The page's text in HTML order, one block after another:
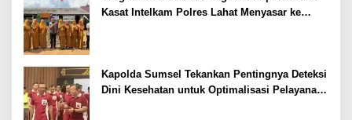
Kasat Intelkam Polres Lahat Menyasar ke
Kapolda Sumsel Tekankan Pentingnya Deteksi
Dini Kesehatan untuk Optimalisasi Pelayanan